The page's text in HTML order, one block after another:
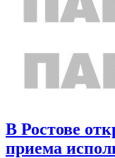
В Ростове
приема